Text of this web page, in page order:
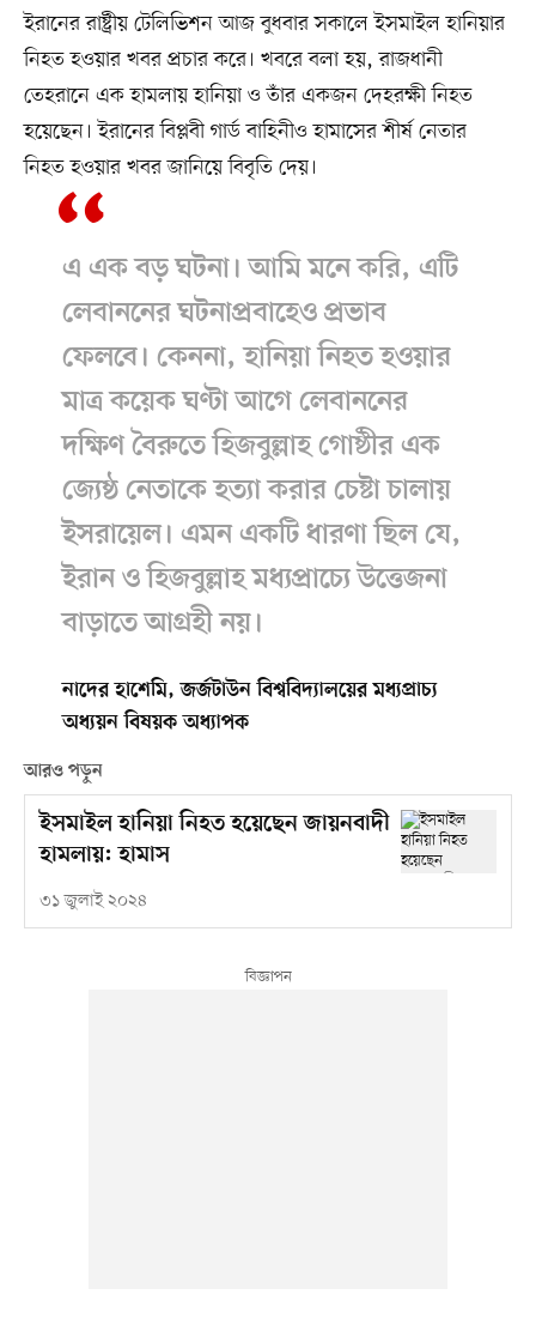
ইরানের রাষ্ট্রীয় টেলিভিশন আজ বুধবার সকালে ইসমাইল হানিয়ার
নিহত হওয়ার খবর প্রচার করে। খবরে বলা হয়, রাজধানী
তেহরানে এক হামলায় হানিয়া ও তাঁর একজন দেহরক্ষী নিহত
হয়েছেন। ইরানের বিপ্লবী গার্ড বাহিনীও হামাসের শীর্ষ নেতার
নিহত হওয়ার খবর জানিয়ে বিবৃতি দেয়।
এ এক বড় ঘটনা। আমি মনে করি, এটি
লেবাননের ঘটনাপ্রবাহেও প্রভাব
ফেলবে। কেননা, হানিয়া নিহত হওয়ার
মাত্র কয়েক ঘণ্টা আগে লেবাননের
দক্ষিণ বৈরুতে হিজবুল্লাহ গোষ্ঠীর এক
জ্যেষ্ঠ নেতাকে হত্যা করার চেষ্টা চালায়
ইসরায়েল। এমন একটি ধারণা ছিল যে,
ইরান ও হিজবুল্লাহ মধ্যপ্রাচ্যে উত্তেজনা
বাড়াতে আগ্রহী নয়।
নাদের হাশেমি, জর্জটাউন বিশ্ববিদ্যালয়ের মধ্যপ্রাচ্য
অধ্যয়ন বিষয়ক অধ্যাপক
আরও পড়ুন
ইসমাইল হানিয়া নিহত হয়েছেন জায়নবাদী
হামলায়: হামাস
৩১ জুলাই ২০২৪